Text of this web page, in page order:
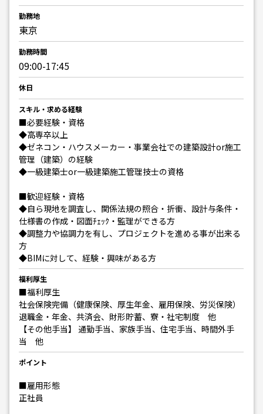
勤務地
東京
勤務時間
09:00-17:45
休日
スキル・求める経験
■必要経験・資格
◆高専卒以上
◆ゼネコン・ハウスメーカー・事業会社での建築設計or施工
管理（建築）の経験
◆一級建築士or一級建築施工管理技士の資格
■歓迎経験・資格
◆自ら現地を調査し、関係法規の照合・折衝、設計与条件・
仕様書の作成・図面ﾁｪｯｸ・監理ができる方
◆調整力や協調力を有し、プロジェクトを進める事が出来る
方
◆BIMに対して、経験・興味がある方
福利厚生
■福利厚生
社会保険完備（健康保険、厚生年金、雇用保険、労災保険）
退職金・年金、共済会、財形貯蓄、寮・社宅制度 他
【その他手当】 通勤手当、家族手当、住宅手当、時間外手
当 他
ポイント
■雇用形態
正社員